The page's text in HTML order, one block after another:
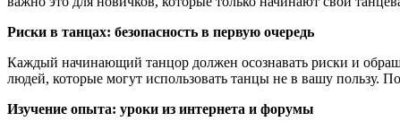
Риски в танцах: безопасность в первую очередь
Каждый начинающий танцор должен осознавать риски и
людей, которые могут использовать танцы не в вашу пользу.
Изучение опыта: уроки из интернета и форумы